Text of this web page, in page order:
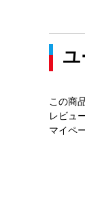
この商
レビュ
マイペ